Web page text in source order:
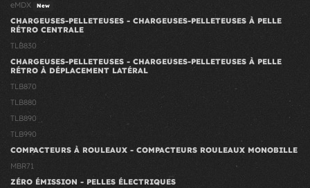
eMDX
New
CHARGEUSES-PELLETEUSES - CHARGEUSES-PELLETEUSES À PELLE
RÉTRO CENTRALE
TLB830
CHARGEUSES-PELLETEUSES - CHARGEUSES-PELLETEUSES À PELLE
RÉTRO À DÉPLACEMENT LATÉRAL
TLB870
TLB880
TLB890
TLB990
COMPACTEURS À ROULEAUX - COMPACTEURS ROULEAUX MONOBILLE
MBR71
ZÉRO ÉMISSION - PELLES ÉLECTRIQUES